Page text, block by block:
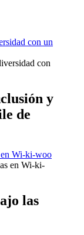
con un
y
de
en Wi-ki-woo
las